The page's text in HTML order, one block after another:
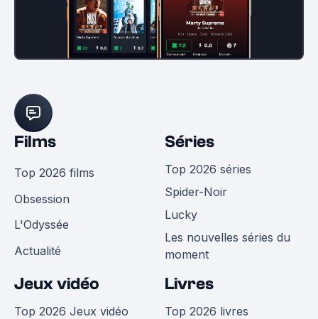
Films
Top 2026 films
Obsession
L'Odyssée
Actualité
Séries
Top 2026 séries
Spider-Noir
Lucky
Les nouvelles séries du
moment
Jeux vidéo
Top 2026 Jeux vidéo
Livres
Top 2026 livres